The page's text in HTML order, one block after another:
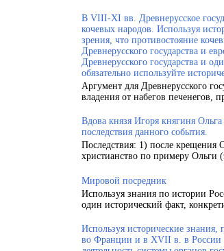
В VIII-XI вв. Древнерусское
кочевых народов. Используя
зрения, что противостояние
Древнерусского государства и
Древнерусского государства и
обязательно используйте
Аргумент для Древнерусского
владения от набегов печенегов,
Вдова князя Игоря княгиня
последствия данного события.
Последствия: 1) после крещения
христианство по примеру Ольги
Мировой посредник
Используя знания по истории
один исторический факт,
Используя исторические
во Франции и в XVII в. в России